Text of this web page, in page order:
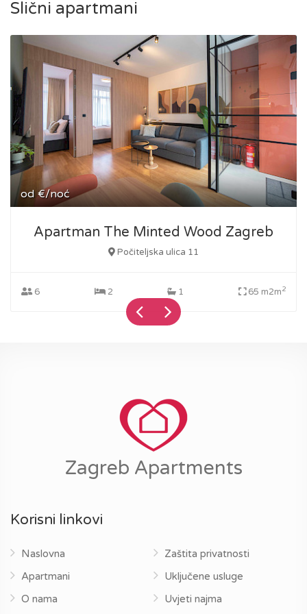
Slični apartmani
od €/noć
Apartman The Minted Wood Zagreb
Počiteljska ulica 11
6 2 1 65 m2m2
Zagreb Apartments
Korisni linkovi
Naslovna
Apartmani
O nama
Zaštita privatnosti
Uključene usluge
Uvjeti najma